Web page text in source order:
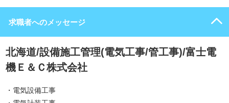
求職者へのメッセージ
北海道/設備施工管理(電気工事/管工事)/富士電
機Ｅ＆Ｃ株式会社
・電気設備工事